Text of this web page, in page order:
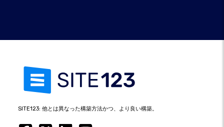
SITE123: 他とは異なった構築方法かつ、より良い構築。